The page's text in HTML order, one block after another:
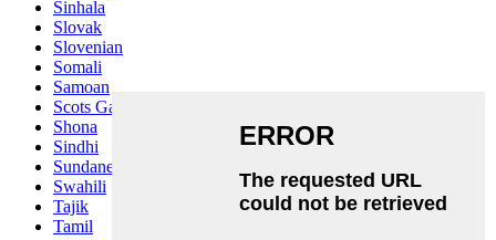
Sinhala
Slovak
Slovenian
Somali
Samoan
Scots Gaelic
Shona
Sindhi
Sundanese
Swahili
Tajik
Tamil